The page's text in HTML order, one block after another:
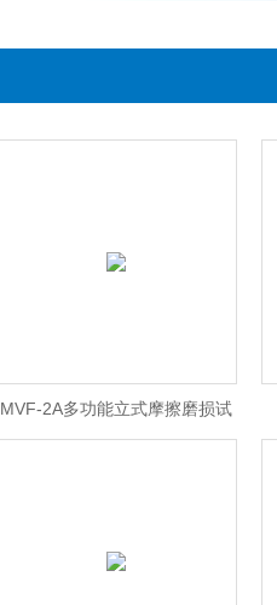
MVF-2A多功能立式摩擦磨损试